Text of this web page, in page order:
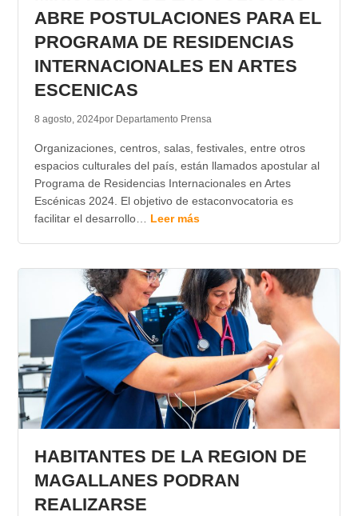
ABRE POSTULACIONES PARA EL
PROGRAMA DE RESIDENCIAS
INTERNACIONALES EN ARTES
ESCENICAS
8 agosto, 2024por Departamento Prensa
Organizaciones, centros, salas, festivales, entre otros
espacios culturales del país, están llamados apostular al
Programa de Residencias Internacionales en Artes
Escénicas 2024. El objetivo de estaconvocatoria es
facilitar el desarrollo… Leer más
HABITANTES DE LA REGION DE
MAGALLANES PODRAN
REALIZARSE